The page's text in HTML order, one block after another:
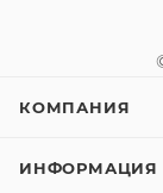
КОМПАНИЯ
ИНФОРМАЦИЯ